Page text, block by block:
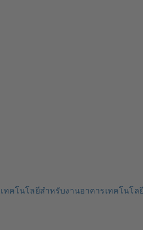
เทคโนโลยีสำหรับงานอาคารเทคโนโล